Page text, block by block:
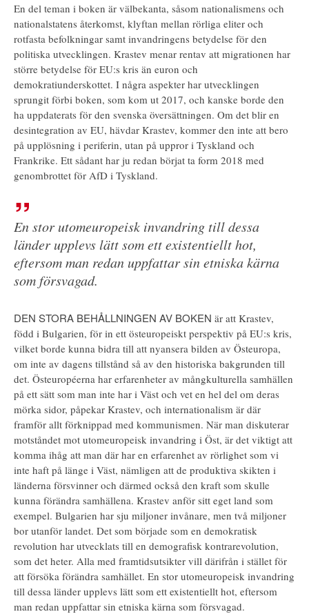
En del teman i boken är välbekanta, såsom nationalismens och
nationalstatens återkomst, klyftan mellan rörliga eliter och
rotfasta befolkningar samt invandringens betydelse för den
politiska utvecklingen. Krastev menar rentav att migrationen har
större betydelse för EU:s kris än euron och
demokratiunderskottet. I några aspekter har utvecklingen
sprungit förbi boken, som kom ut 2017, och kanske borde den
ha uppdaterats för den svenska översättningen. Om det blir en
desintegration av EU, hävdar Krastev, kommer den inte att bero
på upplösning i periferin, utan på uppror i Tyskland och
Frankrike. Ett sådant har ju redan börjat ta form 2018 med
genombrottet för AfD i Tyskland.
En stor utomeuropeisk invandring till dessa
länder upplevs lätt som ett existentiellt hot,
eftersom man redan uppfattar sin etniska kärna
som försvagad.
DEN STORA BEHÅLLNINGEN AV BOKEN är att Krastev,
född i Bulgarien, för in ett östeuropeiskt perspektiv på EU:s kris,
vilket borde kunna bidra till att nyansera bilden av Östeuropa,
om inte av dagens tillstånd så av den historiska bakgrunden till
det. Östeuropéerna har erfarenheter av mångkulturella samhällen
på ett sätt som man inte har i Väst och vet en hel del om deras
mörka sidor, påpekar Krastev, och internationalism är där
framför allt förknippad med kommunismen. När man diskuterar
motståndet mot utomeuropeisk invandring i Öst, är det viktigt att
komma ihåg att man där har en erfarenhet av rörlighet som vi
inte haft på länge i Väst, nämligen att de produktiva skikten i
länderna försvinner och därmed också den kraft som skulle
kunna förändra samhällena. Krastev anför sitt eget land som
exempel. Bulgarien har sju miljoner invånare, men två miljoner
bor utanför landet. Det som började som en demokratisk
revolution har utvecklats till en demografisk kontrarevolution,
som det heter. Alla med framtidsutsikter vill därifrån i stället för
att försöka förändra samhället. En stor utomeuropeisk invandring
till dessa länder upplevs lätt som ett existentiellt hot, eftersom
man redan uppfattar sin etniska kärna som försvagad.